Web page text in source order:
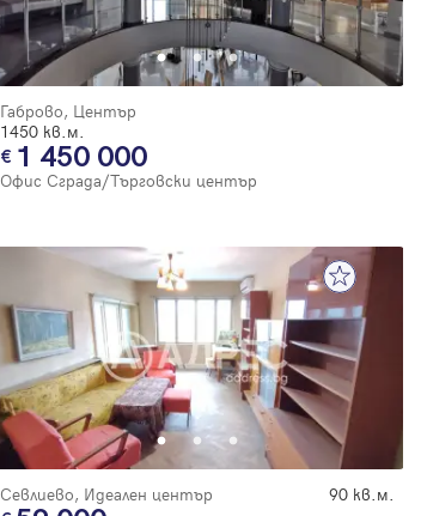
Габрово, Център
1450 кв.м.
1 450 000
Офис Сграда/Търговски център
Севлиево, Идеален център 90 кв.м.